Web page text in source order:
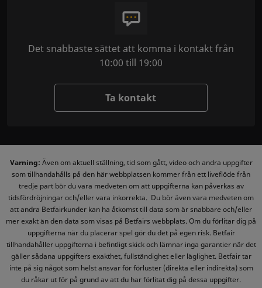
Det snabbaste sättet att komma i kontakt från
10:00 till 19:00
Ta kontakt
Varning: Även om aktuell ställning, tid som gått, video och andra uppgifter
som tillhandahålls på den här webbplatsen kommer från ett liveflöde från
tredje part bör du vara medveten om att uppgifterna kan påverkas av
tidsfördröjningar och/eller vara inkorrekta. Du bör även vara medveten om
att andra Betfairkunder kan ha åtkomst till data som är snabbare och/eller
mer exakt än den data som visas på Betfairs webbplats. Om du förlitar dig på
uppgifterna när du placerar spel gör du det på egen risk. Betfair
tillhandahåller uppgifterna i befintligt skick och lämnar inga garantier när det
gäller sådana uppgifters exakthet, fullständighet eller läglighet. Betfair tar
inte på sig något som helst ansvar för förluster (direkta eller indirekta) som
du råkar ut för på grund av att du har förlitat dig på dessa uppgifter.